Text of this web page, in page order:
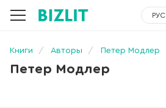
РУС
Книги Авторы Петер Модлер
Петер Модлер